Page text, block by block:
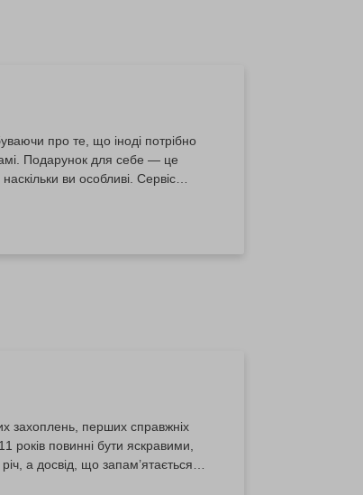
про те, що іноді потрібно
Подарунок для себе — це
ви особливі. Сервіс
захоплень, перших справжніх
років повинні бути яскравими,
а досвід, що запам’ятається